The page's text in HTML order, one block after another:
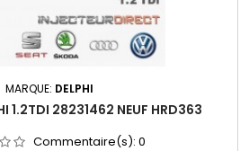
MARQUE: DELPHI
1.2TDI 28231462 NEUF HRD363
Commentaire(s): 0